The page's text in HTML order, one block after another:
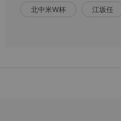
北中米W杯 江坂任